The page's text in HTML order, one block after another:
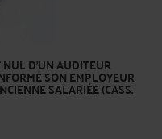
D’UN AUDITEUR
SON EMPLOYEUR
SALARIÉE (CASS.